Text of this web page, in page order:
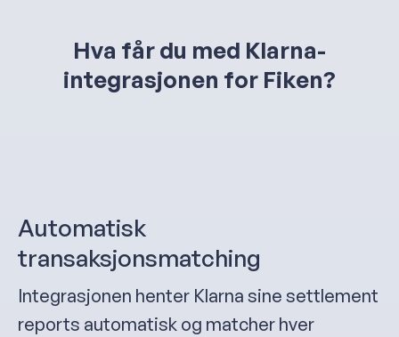
Hva får du med Klarna-
integrasjonen for Fiken?
Automatisk
transaksjonsmatching
Integrasjonen henter Klarna sine settlement
reports automatisk og matcher hver